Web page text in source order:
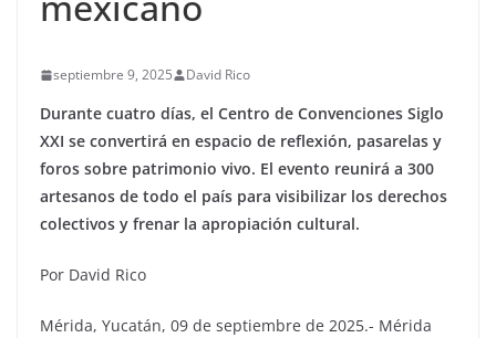
septiembre 9, 2025 David Rico
Durante cuatro días, el Centro de Convenciones Siglo
XXI se convertirá en espacio de reflexión, pasarelas y
foros sobre patrimonio vivo. El evento reunirá a 300
artesanos de todo el país para visibilizar los derechos
colectivos y frenar la apropiación cultural.
Por David Rico
Mérida, Yucatán, 09 de septiembre de 2025.- Mérida